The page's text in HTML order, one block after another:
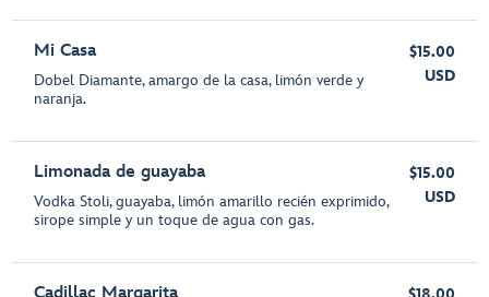
Mi Casa
Dobel Diamante, amargo de la casa, limón verde y
naranja.
$15.00
USD
Limonada de guayaba
Vodka Stoli, guayaba, limón amarillo recién exprimido,
sirope simple y un toque de agua con gas.
$15.00
USD